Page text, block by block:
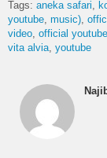
Tags: aneka safari
youtube music)
video official youtube
vita alvia youtube